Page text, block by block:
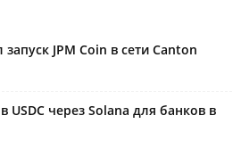
JPM Coin в сети Canton
USDC через Solana для банков в